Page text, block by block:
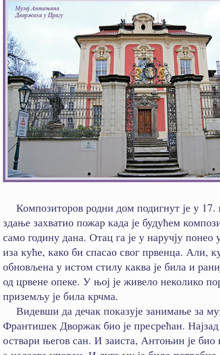
Композиторов родни дом подигнут је у 17.
здање захватио пожар када је будућем
само годину дана. Отац га је у наручју понео
иза куће, како би спасао свог првенца. Али,
обновљена у истом стилу каква је била и
од црвене опеке. У њој је живело неколико
приземљу је била крчма.
Видевши да дечак показује занимање за
Франтишек Дворжак био је пресрећан.
оствари његов сан. И заиста, Антоњин је био